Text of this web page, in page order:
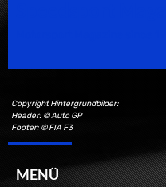
Copyright Hintergrundbilder:
Header: © Auto GP
Footer: © FIA F3
MENÜ